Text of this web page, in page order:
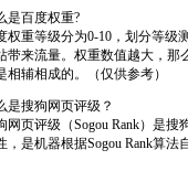
是百度权重?
权重等级分为0-10，划分等级
带来流量。权重数值越大，
相辅相成的。（仅供参考）
是搜狗网页评级？
网页评级（Sogou Rank）是
，是机器根据Sogou Rank算